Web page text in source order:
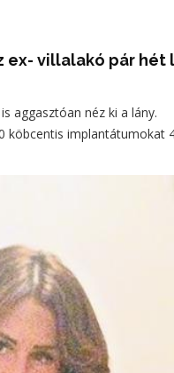
ex- villalakó pár
aggasztóan néz ki a lány.
köbcentis implantátumokat